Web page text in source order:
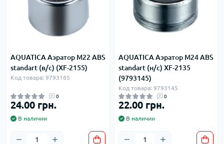
AQUATICA Аэратор M22 ABS
standart (в/с) (XF-2155)
Код товара: 9793185
0
24.00 грн.
В наличии
AQUATICA Аэратор M24 ABS
standart (н/с) XF-2135
(9793145)
Код товара: 9793145
0
22.00 грн.
В наличии